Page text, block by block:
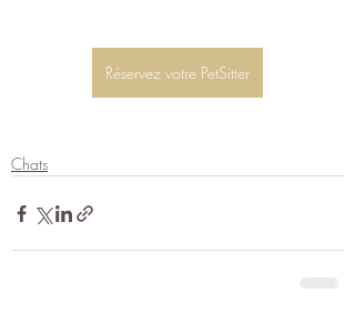
Réservez votre PetSitter
Chats